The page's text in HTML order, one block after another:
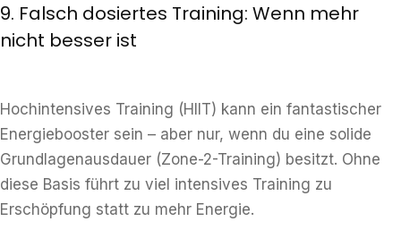
9. Falsch dosiertes Training: Wenn mehr
nicht besser ist
Hochintensives Training (HIIT) kann ein fantastischer
Energiebooster sein – aber nur, wenn du eine solide
Grundlagenausdauer (Zone-2-Training) besitzt. Ohne
diese Basis führt zu viel intensives Training zu
Erschöpfung statt zu mehr Energie.